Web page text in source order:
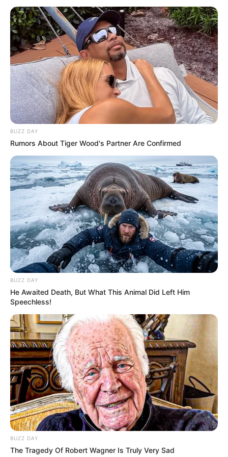
Veja também:
Boneca de Crochê: 3 Receitas Incríveis para Baixar
Grátis
Sandalinha de Crochê para Bebê: 10 Passo a Passos
Lindos
Índice
Como fazer vestido de crochê infantil
Como fazer vestido de crochê infantil
Como fazer vestido de crochê infantil passo a
passo
6 Receitas e gráficos de vestido de crochê
infantil
1. Vestido de crochê branco e rosa
2. Vestido de crochê de alcinha
3. Vestido de crochê com manga
4. Vestido de crochê com manga longa
5. Vestido de crochê para bebê
Ideias de vestido de crochê infantil
Como fazer vestido de crochê infantil
BUZZ DAY
Rumors About Tiger Wood's Partner Are Confirmed
BUZZ DAY
He Awaited Death, But What This Animal Did Left Him
Speechless!
BUZZ DAY
The Tragedy Of Robert Wagner Is Truly Very Sad